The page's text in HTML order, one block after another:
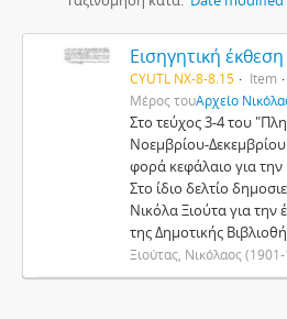
CYUTL NX-8-8.15 Item
Μέρος τουΑρχείο
Στο τεύχος 3-4 του
Νοεμβρίου-
φορά κεφάλαιο για την
Στο ίδιο δελτίο
Νικόλα Ξιούτα για την
της Δημοτικής
Ξιούτας, Νικόλαος